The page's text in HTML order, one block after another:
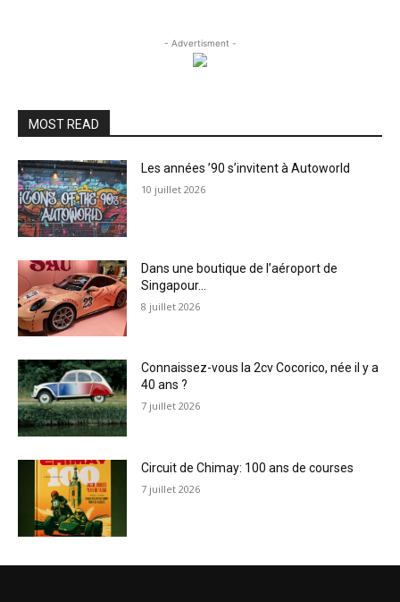
- Advertisment -
MOST READ
Les années ’90 s’invitent à Autoworld
10 juillet 2026
Dans une boutique de l’aéroport de
Singapour…
8 juillet 2026
Connaissez-vous la 2cv Cocorico, née il y a
40 ans ?
7 juillet 2026
Circuit de Chimay: 100 ans de courses
7 juillet 2026